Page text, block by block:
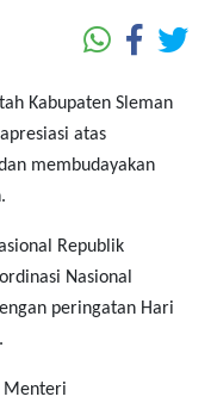
Kabupaten Sleman
atas
membudayakan
Republik
Nasional
peringatan Hari
Menteri